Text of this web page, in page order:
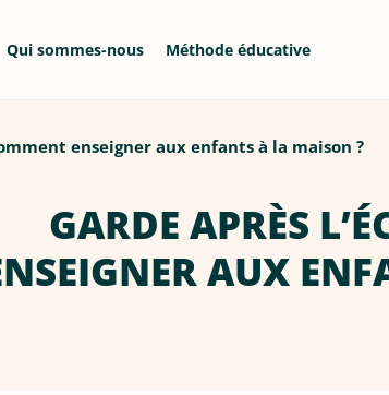
Qui sommes-nous Méthode éducative
enseigner aux enfants à la maison ?
GARDE APRÈS
AUX